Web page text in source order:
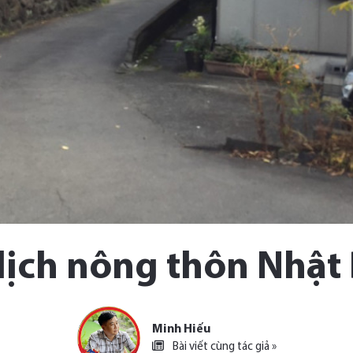
nông thôn Nhật
Minh Hiếu
Bài viết cùng tác giả »